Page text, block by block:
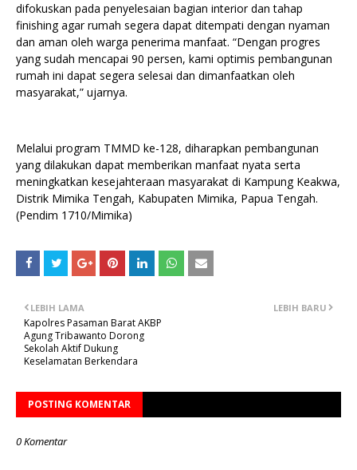
difokuskan pada penyelesaian bagian interior dan tahap
finishing agar rumah segera dapat ditempati dengan nyaman
dan aman oleh warga penerima manfaat. “Dengan progres
yang sudah mencapai 90 persen, kami optimis pembangunan
rumah ini dapat segera selesai dan dimanfaatkan oleh
masyarakat,” ujarnya.
Melalui program TMMD ke-128, diharapkan pembangunan
yang dilakukan dapat memberikan manfaat nyata serta
meningkatkan kesejahteraan masyarakat di Kampung Keakwa,
Distrik Mimika Tengah, Kabupaten Mimika, Papua Tengah.
(Pendim 1710/Mimika)
LEBIH BARU
LEBIH LAMA
Kapolres Pasaman Barat AKBP
Agung Tribawanto Dorong
Sekolah Aktif Dukung
Keselamatan Berkendara
POSTING KOMENTAR
0 Komentar